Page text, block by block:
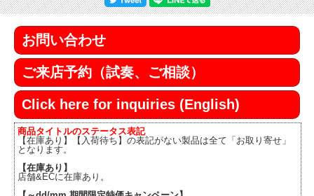
お問い合わせ
ご来店予約（試奏、ご相談）
Click here for inquiries (English)
商品タイトルのステータス表記
【在庫あり】【入荷待ち】の表記がない製品は全て「お取り寄せ」
となります。
【在庫あり】
店舗&ECに在庫あり。